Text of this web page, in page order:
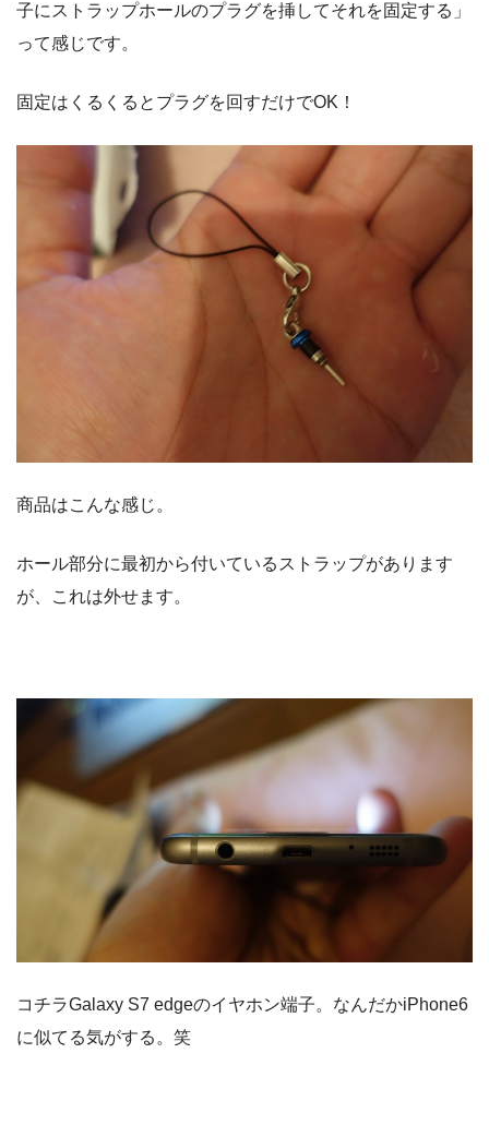
子にストラップホールのプラグを挿してそれを固定する」
って感じです。
固定はくるくるとプラグを回すだけでOK！
商品はこんな感じ。
ホール部分に最初から付いているストラップがあります
が、これは外せます。
コチラGalaxy S7 edgeのイヤホン端子。なんだかiPhone6
に似てる気がする。笑